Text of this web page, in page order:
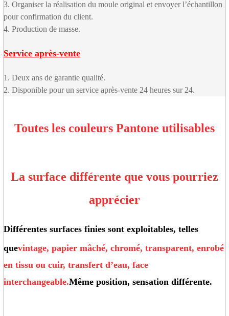
3. Organiser la réalisation du moule original et envoyer l’échantillon
pour confirmation du client.
4. Production de masse.
Service après-vente
1. Deux ans de garantie qualité.
2. Disponible pour un service après-vente 24 heures sur 24.
Toutes les couleurs Pantone utilisables
La surface différente que vous pourriez
apprécier
Différentes surfaces finies sont exploitables, telles
quevintage, papier mâché, chromé, transparent, enrobé
en tissu ou cuir, transfert d’eau, face
interchangeable.Même position, sensation différente.